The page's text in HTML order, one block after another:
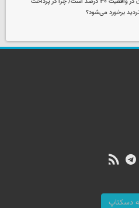
برخورد می‌شود؟
دسکتاپ